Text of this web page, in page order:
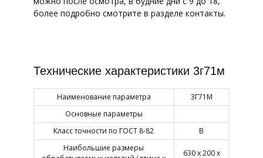
более подробно смотрите в разделе контакты.
Технические характеристики 3г71м
Наименование параметра
3Г71М
Основные параметры
Класс точности по ГОСТ 8-82
В
Наибольшие размеры
630 х 200 х